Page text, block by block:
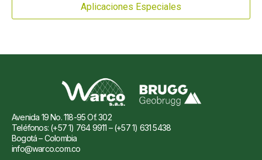
Aplicaciones Especiales
Avenida 19 No. 118-95 Of. 302
Teléfonos: (+57 1) 764 9911 – (+57 1) 631 5438
Bogotá – Colombia
info@warco.com.co